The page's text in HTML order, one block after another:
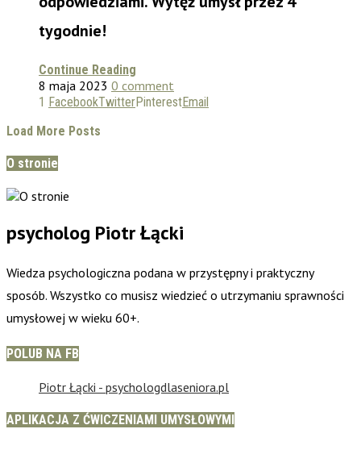
tygodnie!
Continue Reading
8 maja 2023 0 comment
1 FacebookTwitterPinterestEmail
Load More Posts
O stronie
psycholog Piotr Łącki
Wiedza psychologiczna podana w przystępny i praktyczny
sposób. Wszystko co musisz wiedzieć o utrzymaniu sprawności
umysłowej w wieku 60+.
POLUB NA FB
Piotr Łącki - psychologdlaseniora.pl
APLIKACJA Z ĆWICZENIAMI UMYSŁOWYMI